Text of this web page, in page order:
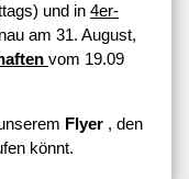
und in 4er-
am 31. August,
vom 19.09
Flyer , den
könnt.